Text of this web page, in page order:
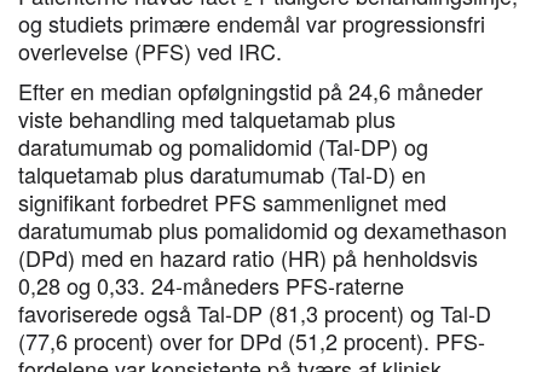
og studiets primære endemål var progressionsfri
overlevelse (PFS) ved IRC.
Efter en median opfølgningstid på 24,6 måneder
viste behandling med talquetamab plus
daratumumab og pomalidomid (Tal-DP) og
talquetamab plus daratumumab (Tal-D) en
signifikant forbedret PFS sammenlignet med
daratumumab plus pomalidomid og dexamethason
(DPd) med en hazard ratio (HR) på henholdsvis
0,28 og 0,33. 24-måneders PFS-raterne
favoriserede også Tal-DP (81,3 procent) og Tal-D
(77,6 procent) over for DPd (51,2 procent). PFS-